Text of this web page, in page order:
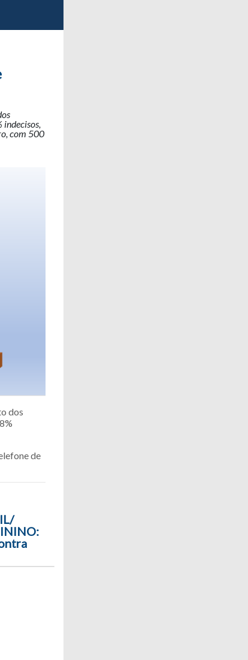
indecisos,
com 500
dos
de